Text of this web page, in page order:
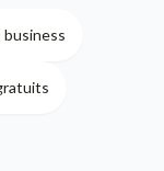
business